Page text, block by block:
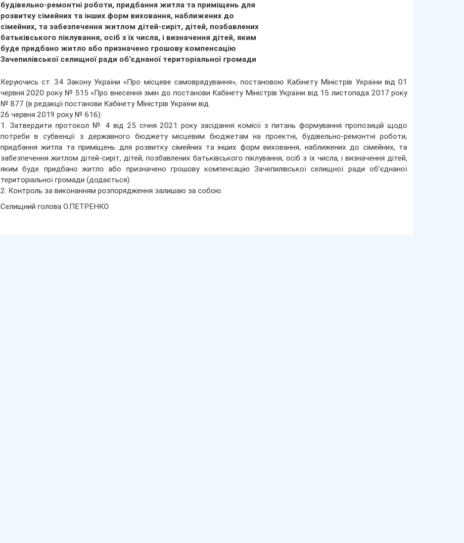
будівельно-ремонтні роботи, придбання житла та приміщень для
розвитку сімейних та інших форм виховання, наближених до
сімейних, та забезпечення житлом дітей-сиріт, дітей, позбавлених
батьківського піклування, осіб з їх числа, і визначення дітей, яким
буде придбано житло або призначено грошову компенсацію
Зачепилівської селищної ради об’єднаної територіальної громади
Керуючись ст. 34 Закону України «Про місцеве самоврядування», постановою Кабінету Міністрів України від 01
червня 2020 року № 515 «Про внесення змін до постанови Кабінету Міністрів України від 15 листопада 2017 року
№ 877 (в редакції постанови Кабінету Міністрів України від
26 червня 2019 року № 616):
1. Затвердити протокол № 4 від 25 січня 2021 року засідання комісії з питань формування пропозицій щодо
потреби в субвенції з державного бюджету місцевим бюджетам на проектні, будівельно-ремонтні роботи,
придбання житла та приміщень для розвитку сімейних та інших форм виховання, наближених до сімейних, та
забезпечення житлом дітей-сиріт, дітей, позбавлених батьківського піклування, осіб з їх числа, і визначення дітей,
яким буде придбано житло або призначено грошову компенсацію Зачепилівської селищної ради об’єднаної
територіальної громади (додається).
2. Контроль за виконанням розпорядження залишаю за собою.
Селищний голова О.ПЕТРЕНКО